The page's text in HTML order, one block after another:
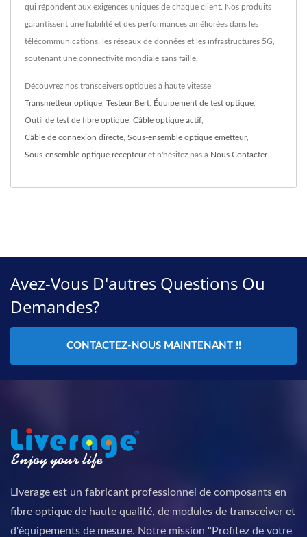
qui répondent aux exigences uniques de chaque client. Nos produits
garantissent une fiabilité et des performances améliorées dans les
télécommunications, les réseaux de données et les infrastructures 5G,
soutenant une connectivité mondiale sans faille.
Découvrez nos transceivers optiques à haute vitesse
Transmetteur optique Testeur Bert Équipement de test optique
Outil de test de fibre optique Câble optique actif
Câble de connexion directe Sous-ensemble optique émetteur,
Sous-ensemble optique récepteuret n'hésitez pas à Nous Contacter.
Avez-Vous D'autres Questions Ou
Demandes?
CONTACTEZ-NOUS MAINTENANT !!
Liverage est un fabricant professionnel de composants en
fibre optique de haute qualité, de modules de transceiver et
d'équipements de mesure. Notre mission "Profitez de votre